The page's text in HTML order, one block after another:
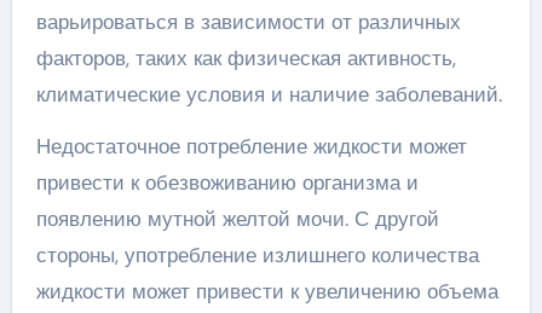
варьироваться в зависимости от различных
факторов, таких как физическая активность,
климатические условия и наличие заболеваний.
Недостаточное потребление жидкости может
привести к обезвоживанию организма и
появлению мутной желтой мочи. С другой
стороны, употребление излишнего количества
жидкости может привести к увеличению объема